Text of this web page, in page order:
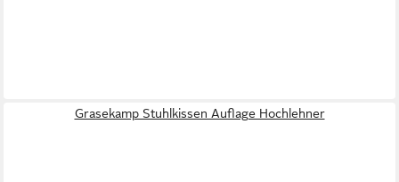
Grasekamp Stuhlkissen Auflage Hochlehner